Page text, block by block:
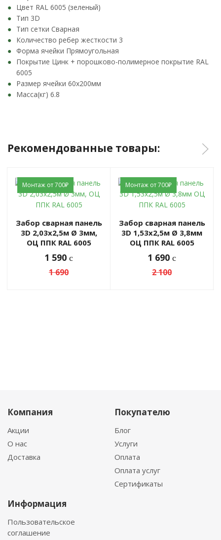
Цвет RAL 6005 (зеленый)
Тип 3D
Тип сетки Сварная
Количество ребер жесткости 3
Форма ячейки Прямоугольная
Покрытие Цинк + порошково-полимерное покрытие RAL
6005
Размер ячейки 60х200мм
Масса(кг) 6.8
Рекомендованные товары:
Монтаж от 700₽
Забор сварная панель
3D 2,03х2,5м Ø 3мм,
ОЦ ППК RAL 6005
1 590 c
1 690
Монтаж от 700₽
Забор сварная панель
3D 1,53х2,5м Ø 3,8мм
ОЦ ППК RAL 6005
1 690 c
2 100
Компания
Акции
О нас
Доставка
Покупателю
Блог
Услуги
Оплата
Оплата услуг
Сертификаты
Информация
Пользовательское
соглашение